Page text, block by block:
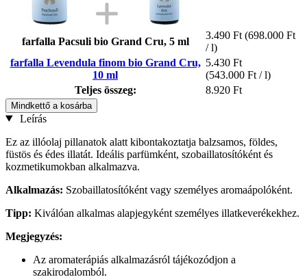
farfalla Pacsuli bio Grand Cru, 5 ml
3.490 Ft (698.000 Ft
/ l)
farfalla Levendula finom bio Grand Cru,
10 ml
5.430 Ft
(543.000 Ft / l)
Teljes összeg:
8.920 Ft
Mindkettő a kosárba
Leírás
Ez az illóolaj pillanatok alatt kibontakoztatja balzsamos, földes,
füstös és édes illatát. Ideális parfümként, szobaillatosítóként és
kozmetikumokban alkalmazva.
Alkalmazás: Szobaillatosítóként vagy személyes aromaápolóként.
Tipp: Kiválóan alkalmas alapjegyként személyes illatkeverékekhez.
Megjegyzés:
Az aromaterápiás alkalmazásról tájékozódjon a
szakirodalomból.